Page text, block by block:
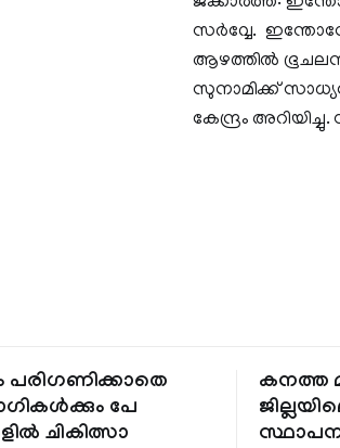
സര്‍വ്വേ.
ആഴത്തില്‍ ഭൂചലനം
സുനാമിക്ക്
കേന്ദ്രം
പരിഗണിക്കാതെ
പേ
ചികിത്സാ
കനത്ത